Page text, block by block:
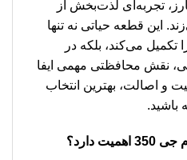
تجربه‌ای لذت‌بخش از
این قطعه حیاتی نه تنها
می‌کند، بلکه در
نقش محافظتی مهمی ایفا
و اصالت، بهترین انتخاب
باشید.
دارد؟